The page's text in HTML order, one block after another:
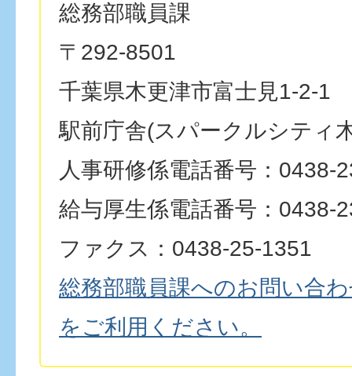
総務部職員課
〒292-8501
千葉県木更津市富士見1-2-1
駅前庁舎(スパークルシティ
人事研修係電話番号：0438-
給与厚生係電話番号：0438-
ファクス：0438-25-1351
総務部職員課へのお問い合
をご利用ください。